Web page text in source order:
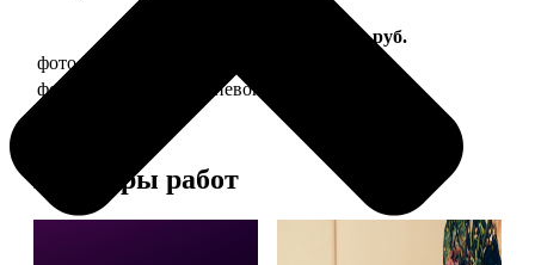
Цена, руб.
фото 20х30 в деревянной рамке
фото 20х30 в алюминиевой рамке
Примеры работ